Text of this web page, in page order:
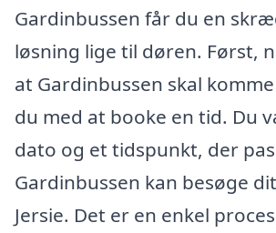
Gardinbussen får du en
løsning lige til døren. Først,
at Gardinbussen skal
du med at booke en tid. Du
dato og et tidspunkt, der
Gardinbussen kan besøge
Jersie. Det er en enkel